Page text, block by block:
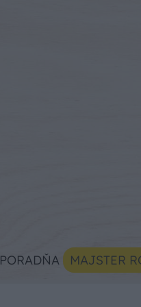
PORADŇA MAJSTER